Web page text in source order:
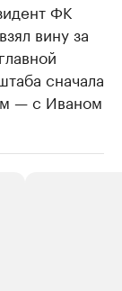
ФК
вину за
сначала
— с Иваном